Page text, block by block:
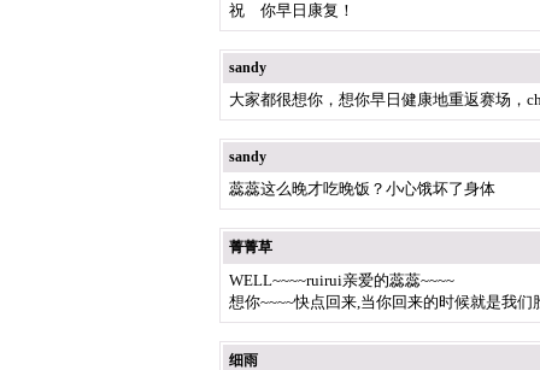
祝 你早日康复！
sandy
大家都很想你，想你早日健康地重返赛场，
sandy
蕊蕊这么晚才吃晚饭？小心饿坏了身体
菁菁草
WELL~~~~ruirui亲爱的蕊蕊~~~~
想你~~~~快点回来,当你回来的时候就是我们
细雨